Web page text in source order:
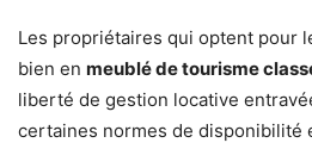
Les propriétaires qui optent pour
bien en meublé de tourisme
liberté de gestion locative
certaines normes de disponibilité